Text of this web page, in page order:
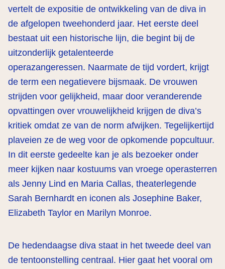
vertelt de expositie de ontwikkeling van de diva in
de afgelopen tweehonderd jaar. Het eerste deel
bestaat uit een historische lijn, die begint bij de
uitzonderlijk getalenteerde
operazangeressen. Naarmate de tijd vordert, krijgt
de term een negatievere bijsmaak. De vrouwen
strijden voor gelijkheid, maar door veranderende
opvattingen over vrouwelijkheid krijgen de diva’s
kritiek omdat ze van de norm afwijken. Tegelijkertijd
plaveien ze de weg voor de opkomende popcultuur.
In dit eerste gedeelte kan je als bezoeker onder
meer kijken naar kostuums van vroege operasterren
als Jenny Lind en Maria Callas, theaterlegende
Sarah Bernhardt en iconen als Josephine Baker,
Elizabeth Taylor en Marilyn Monroe.
De hedendaagse diva staat in het tweede deel van
de tentoonstelling centraal. Hier gaat het vooral om